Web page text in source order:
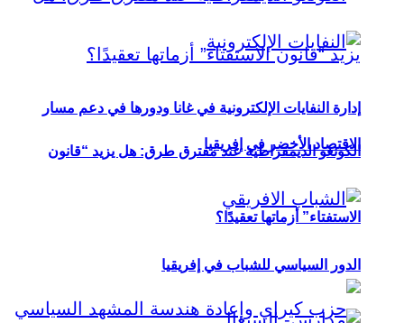
الكونغو الديمقراطية عند مفترق طرق: هل يزيد “قانون
الاستفتاء” أزماتها تعقيدًا؟
إدارة النفايات الإلكترونية في غانا ودورها في دعم مسار
الاقتصاد الأخضر في إفريقيا
الدور السياسي للشباب في إفريقيا